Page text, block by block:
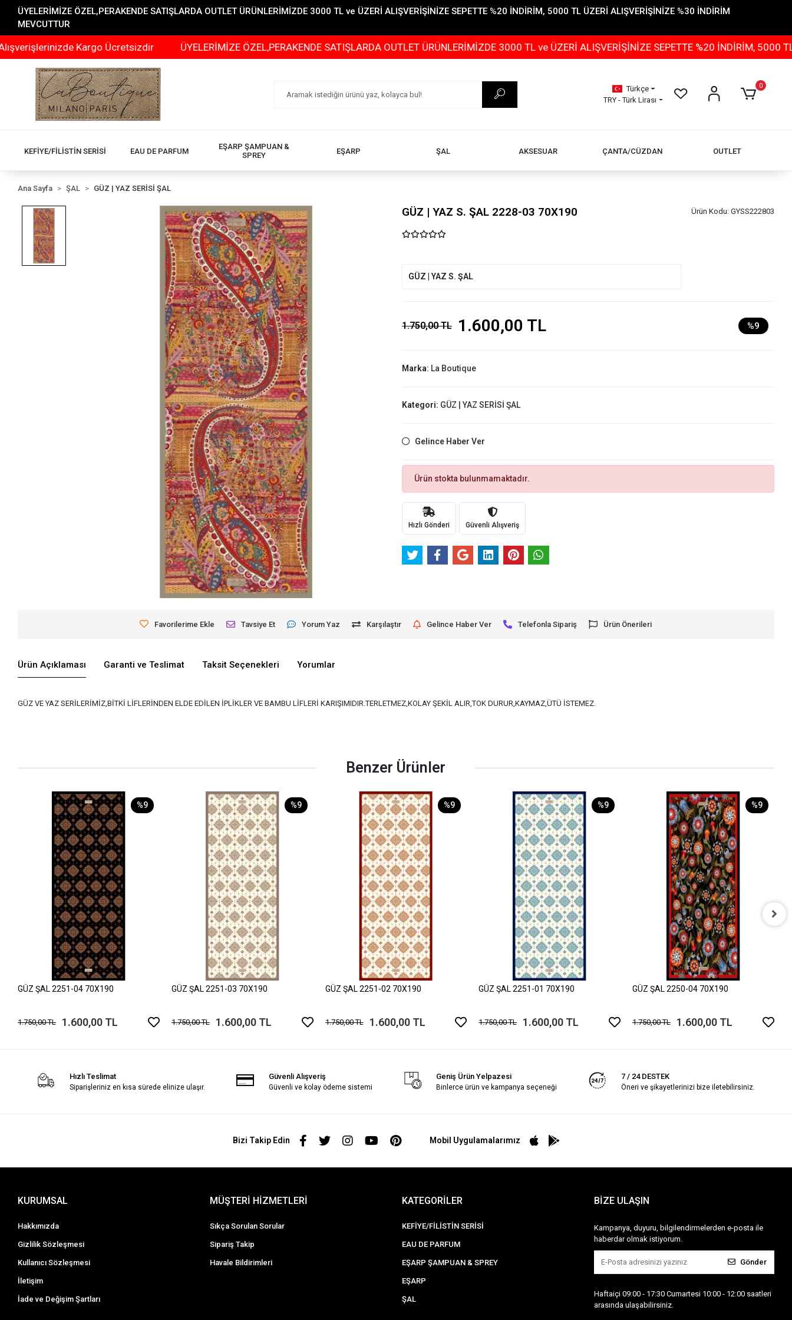
ÜYELERİMİZE ÖZEL,PERAKENDE SATIŞLARDA OUTLET ÜRÜNLERİMİZDE 3000 TL ve ÜZERİ ALIŞVERİŞİNİZE SEPETTE %20 İNDİRİM, 5000 TL ÜZERİ ALIŞVERİŞİNİZE %30 İNDİRİM
MEVCUTTUR
Kargo Ücretsizdir ÜYELERİMİZE ÖZEL,PERAKENDE SATIŞLARDA OUTLET ÜRÜNLERİMİZDE 3000 TL ve ÜZERİ ALIŞVERİŞİNİZE SEPETTE %20 İNDİRİM, 5000 TL
Türkçe
TRY - Türk Lirası
0
KEFİYE/FİLİSTİN SERİSİ EAU DE PARFUM
EŞARP ŞAMPUAN &
SPREY
EŞARP ŞAL AKSESUAR ÇANTA/CÜZDAN OUTLET
Ana Sayfa ŞAL GÜZ | YAZ SERİSİ ŞAL
GÜZ | YAZ S. ŞAL 2228-03 70X190 Ürün Kodu: GYSS222803
GÜZ | YAZ S. ŞAL
1.750,00 TL 1.600,00 TL %9
Marka: La Boutique
Kategori: GÜZ | YAZ SERİSİ ŞAL
Gelince Haber Ver
Ürün stokta bulunmamaktadır.
Hızlı Gönderi Güvenli Alışveriş
Favorilerime Ekle Tavsiye Et Yorum Yaz Karşılaştır Gelince Haber Ver Telefonla Sipariş Ürün Önerileri
Ürün Açıklaması Garanti ve Teslimat Taksit Seçenekleri Yorumlar
GÜZ VE YAZ SERİLERİMİZ,BİTKİ LİFLERİNDEN ELDE EDİLEN İPLİKLER VE BAMBU LİFLERİ KARIŞIMIDIR.TERLETMEZ,KOLAY ŞEKİL ALIR,TOK DURUR,KAYMAZ,ÜTÜ İSTEMEZ.
Benzer Ürünler
%9
GÜZ ŞAL 2251-04 70X190
1.750,00 TL 1.600,00 TL
%9
GÜZ ŞAL 2251-03 70X190
1.750,00 TL 1.600,00 TL
%9
GÜZ ŞAL 2251-02 70X190
1.750,00 TL 1.600,00 TL
%9
GÜZ ŞAL 2251-01 70X190
1.750,00 TL 1.600,00 TL
%9
GÜZ ŞAL 2250-04 70X190
1.750,00 TL 1.600,00 TL
Hızlı Teslimat
Siparişleriniz en kısa sürede elinize ulaşır.
Güvenli Alışveriş
Güvenli ve kolay ödeme sistemi
Geniş Ürün Yelpazesi
Binlerce ürün ve kampanya seçeneği
7 / 24 DESTEK
Öneri ve şikayetlerinizi bize iletebilirsiniz.
Bizi Takip Edin Mobil Uygulamalarımız
KURUMSAL
Hakkımızda
Gizlilik Sözleşmesi
Kullanıcı Sözleşmesi
İletişim
İade ve Değişim Şartları
MÜŞTERİ HİZMETLERİ
Sıkça Sorulan Sorular
Sipariş Takip
Havale Bildirimleri
KATEGORİLER
KEFİYE/FİLİSTİN SERİSİ
EAU DE PARFUM
EŞARP ŞAMPUAN & SPREY
EŞARP
ŞAL
BİZE ULAŞIN
Kampanya, duyuru, bilgilendirmelerden e-posta ile
haberdar olmak istiyorum.
Gönder
Haftaiçi 09:00 - 17:30 Cumartesi 10:00 - 12:00 saatleri
arasında ulaşabilirsiniz.